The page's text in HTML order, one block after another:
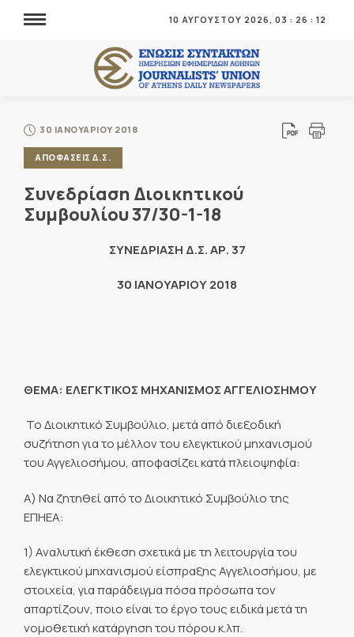
10 ΑΥΓΟΥΣΤΟΥ 2026, 03 : 26 : 12
30 ΙΑΝΟΥΑΡΙΟΥ 2018
ΑΠΟΦΑΣΕΙΣ Δ.Σ.
Συνεδρίαση Διοικητικού
Συμβουλίου 37/30-1-18
ΣΥΝΕΔΡΙΑΣΗ Δ.Σ. ΑΡ. 37
30 ΙΑΝΟΥΑΡΙΟΥ 2018
ΘΕΜΑ: ΕΛΕΓΚΤΙΚΟΣ ΜΗΧΑΝΙΣΜΟΣ ΑΓΓΕΛΙΟΣΗΜΟΥ
Το Διοικητικό Συμβούλιο, μετά από διεξοδική
συζήτηση για το μέλλον του ελεγκτικού μηχανισμού
του Αγγελιοσήμου, αποφασίζει κατά πλειοψηφία:
Α) Να ζητηθεί από το Διοικητικό Συμβούλιο της
ΕΠΗΕΑ:
1) Αναλυτική έκθεση σχετικά με τη λειτουργία του
ελεγκτικού μηχανισμού είσπραξης Αγγελιοσήμου, με
στοιχεία, για παράδειγμα πόσα πρόσωπα τον
απαρτίζουν, ποιο είναι το έργο τους ειδικά μετά τη
νομοθετική κατάργηση του πόρου κ.λπ.